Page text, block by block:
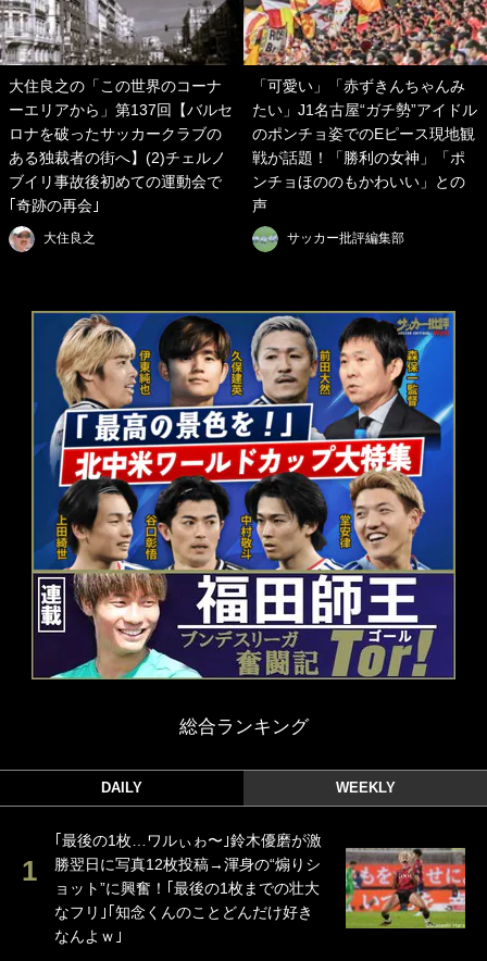
大住良之の「この世界のコーナ
ーエリアから」第137回【バルセ
ロナを破ったサッカークラブの
ある独裁者の街へ】(2)チェルノ
ブイリ事故後初めての運動会で
｢奇跡の再会｣
大住良之
「可愛い」「赤ずきんちゃんみ
たい」J1名古屋“ガチ勢”アイドル
のポンチョ姿でのEピース現地観
戦が話題！「勝利の女神」「ポ
ンチョほののもかわいい」との
声
サッカー批評編集部
総合ランキング
DAILY WEEKLY
｢最後の1枚…ワルぃゎ〜｣鈴木優磨が激
勝翌日に写真12枚投稿→渾身の“煽りシ
ョット”に興奮！｢最後の1枚までの壮大
なフリ｣｢知念くんのことどんだけ好き
なんよｗ｣